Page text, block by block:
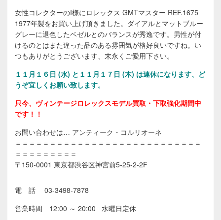
女性コレクターのI様にロレックス GMTマスター REF.1675
1977年製をお買い上げ頂きました。ダイアルとマットブルー
グレーに退色したベゼルとのバランスが秀逸です。男性が付
けるのとはまた違った品のある雰囲気が格好良いですね。い
つもありがとうございます、末永くご愛用下さい。
１１ 月１６日 (水) と１１月１７日 (木) は連休になります、ど
うぞ宜しくお願い致します。
只今、ヴィンテージロレックスモデル買取・下取強化期間中
です！！
お問い合わせは… アンティーク・コルリオーネ
＝＝＝＝＝＝＝＝＝＝＝＝＝＝＝＝＝＝＝＝＝＝＝＝＝＝＝
＝＝＝＝＝＝＝＝＝
〒150-0001 東京都渋谷区神宮前5-25-2-2F
電 話 03-3498-7878
営業時間 12:00 ～ 20:00 水曜日定休